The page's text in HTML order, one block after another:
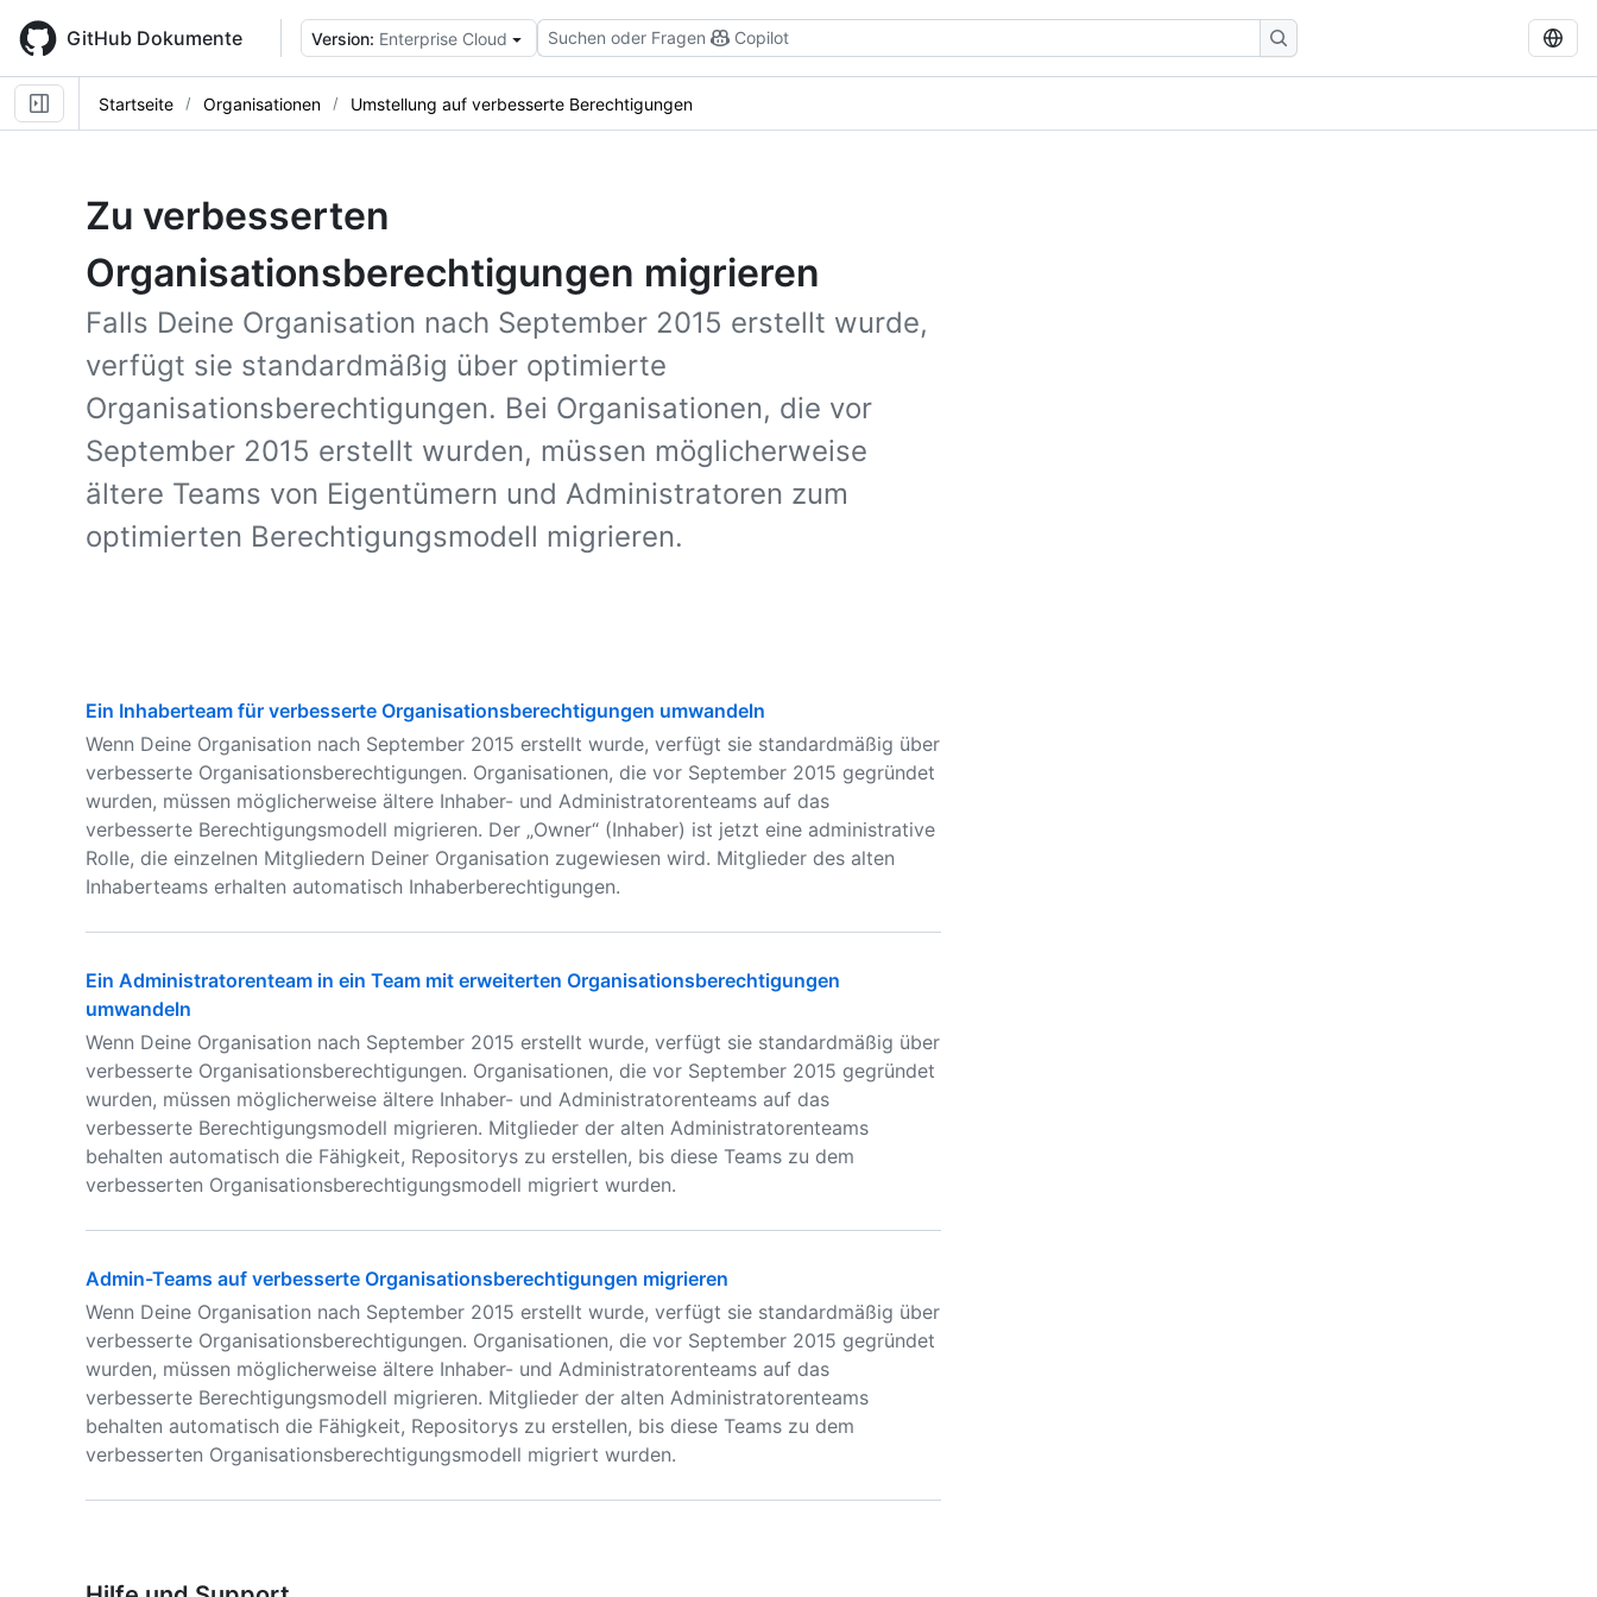
main
content
GitHub Dokumente Version: Enterprise Cloud Suchen oder Fragen Copilot
Startseite Organisationen Umstellung auf verbesserte Berechtigungen
Zu verbesserten
Organisationsberechtigungen migrieren
Falls Deine Organisation nach September 2015 erstellt wurde,
verfügt sie standardmäßig über optimierte
Organisationsberechtigungen. Bei Organisationen, die vor
September 2015 erstellt wurden, müssen möglicherweise
ältere Teams von Eigentümern und Administratoren zum
optimierten Berechtigungsmodell migrieren.
Ein Inhaberteam für verbesserte Organisationsberechtigungen umwandeln
Wenn Deine Organisation nach September 2015 erstellt wurde, verfügt sie standardmäßig über
verbesserte Organisationsberechtigungen. Organisationen, die vor September 2015 gegründet
wurden, müssen möglicherweise ältere Inhaber- und Administratorenteams auf das
verbesserte Berechtigungsmodell migrieren. Der „Owner“ (Inhaber) ist jetzt eine administrative
Rolle, die einzelnen Mitgliedern Deiner Organisation zugewiesen wird. Mitglieder des alten
Inhaberteams erhalten automatisch Inhaberberechtigungen.
Ein Administratorenteam in ein Team mit erweiterten Organisationsberechtigungen
umwandeln
Wenn Deine Organisation nach September 2015 erstellt wurde, verfügt sie standardmäßig über
verbesserte Organisationsberechtigungen. Organisationen, die vor September 2015 gegründet
wurden, müssen möglicherweise ältere Inhaber- und Administratorenteams auf das
verbesserte Berechtigungsmodell migrieren. Mitglieder der alten Administratorenteams
behalten automatisch die Fähigkeit, Repositorys zu erstellen, bis diese Teams zu dem
verbesserten Organisationsberechtigungsmodell migriert wurden.
Admin-Teams auf verbesserte Organisationsberechtigungen migrieren
Wenn Deine Organisation nach September 2015 erstellt wurde, verfügt sie standardmäßig über
verbesserte Organisationsberechtigungen. Organisationen, die vor September 2015 gegründet
wurden, müssen möglicherweise ältere Inhaber- und Administratorenteams auf das
verbesserte Berechtigungsmodell migrieren. Mitglieder der alten Administratorenteams
behalten automatisch die Fähigkeit, Repositorys zu erstellen, bis diese Teams zu dem
verbesserten Organisationsberechtigungsmodell migriert wurden.